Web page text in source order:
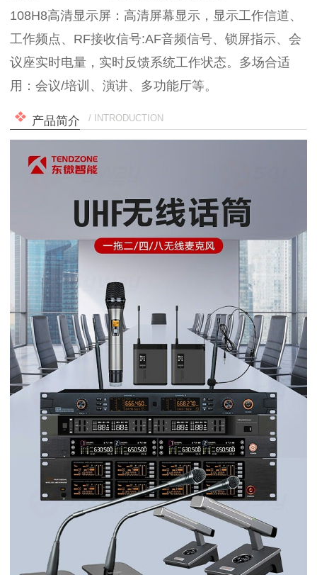
108H8高清显示屏：高清屏幕显示，显示工作信道、
工作频点、RF接收信号:AF音频信号、锁屏指示、会
议座实时电量，实时反馈系统工作状态。多场合适
用：会议/培训、演讲、多功能厅等。
产品简介 / INTRODUCTION